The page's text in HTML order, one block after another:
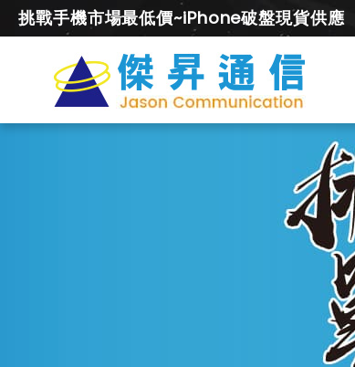
Google
挑戰手機市場最低價~iPhone破盤現貨供應